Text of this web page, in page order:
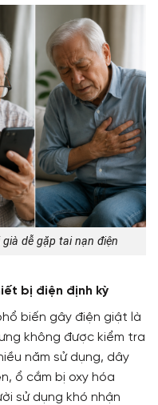
dễ gặp tai nạn điện
bị điện định kỳ
biến gây điện giật là
không được kiểm tra
năm sử dụng, dây
ổ cắm bị oxy hóa
sử dụng khó nhận